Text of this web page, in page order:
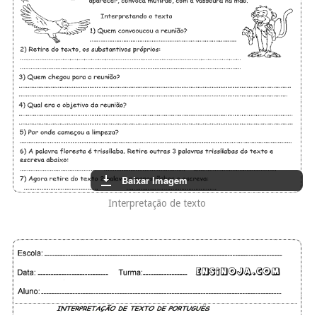
Baixar Imagem
Interpretação de texto